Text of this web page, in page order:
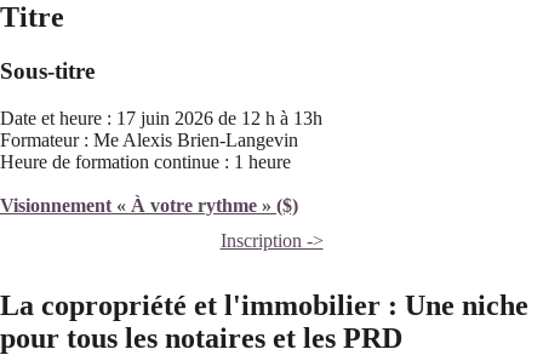
Titre
Sous-titre
Date et heure : 17 juin 2026 de 12 h à 13h
Formateur : Me Alexis Brien-Langevin
Heure de formation continue : 1 heure
Visionnement « À votre rythme » ($)
Inscription ->
La copropriété et l'immobilier : Une niche
pour tous les notaires et les PRD